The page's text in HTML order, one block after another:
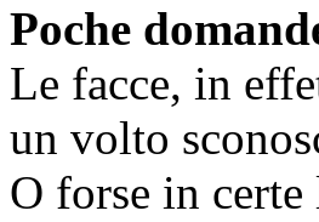
Poche
Le facce, in
un volto
O forse in